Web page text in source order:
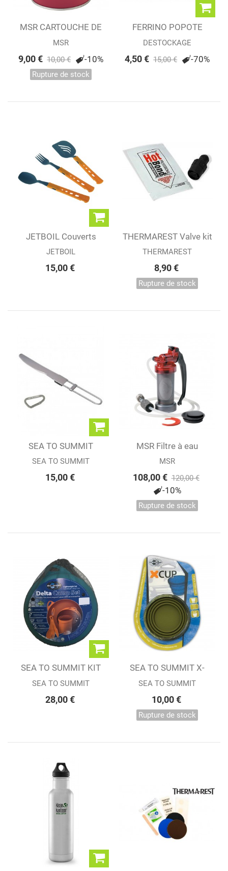
MSR CARTOUCHE DE
GAZ ISOPRO 450 G
MSR
9,00 € 10,00 € -10%
Rupture de stock
FERRINO POPOTE
MONO
DESTOCKAGE
4,50 € 15,00 € -70%
JETBOIL Couverts
pliants
JETBOIL
15,00 €
THERMAREST Valve kit
repair
THERMAREST
8,90 €
Rupture de stock
SEA TO SUMMIT
COUVERT TITANE...
SEA TO SUMMIT
15,00 €
MSR Filtre à eau
Miniworks Ex...
MSR
108,00 € 120,00 €
-10%
Rupture de stock
SEA TO SUMMIT KIT
DELTA CAMP SET
SEA TO SUMMIT
28,00 €
SEA TO SUMMIT X-
CUP
SEA TO SUMMIT
10,00 €
Rupture de stock